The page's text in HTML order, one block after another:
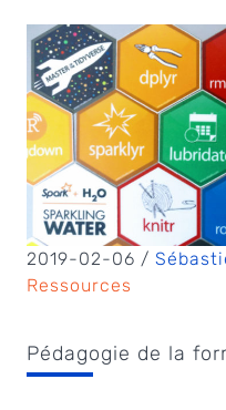
2019-02-06 /
Ressources
Pédagogie de la